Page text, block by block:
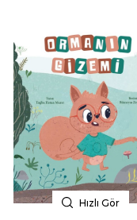
Hızlı Gör